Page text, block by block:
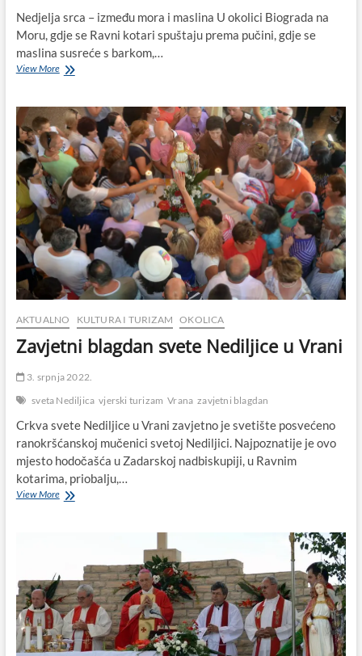
Nedjelja srca – između mora i maslina U okolici Biograda na
Moru, gdje se Ravni kotari spuštaju prema pučini, gdje se
maslina susreće s barkom,…
View MorePrve
srpnju
–
Gospi
o’
Tarca
na
Kornate
ili
svetoj
Nediljici
u
Vranu?
AKTUALNO KULTURA I TURIZAM OKOLICA
Zavjetni blagdan svete Nediljice u Vrani
3. srpnja 2022.
sveta Nediljica vjerski turizam Vrana zavjetni blagdan
Crkva svete Nediljice u Vrani zavjetno je svetište posvećeno
ranokršćanskoj mučenici svetoj Nediljici. Najpoznatije je ovo
mjesto hodočašća u Zadarskoj nadbiskupiji, u Ravnim
kotarima, priobalju,…
View MoreZavjetni